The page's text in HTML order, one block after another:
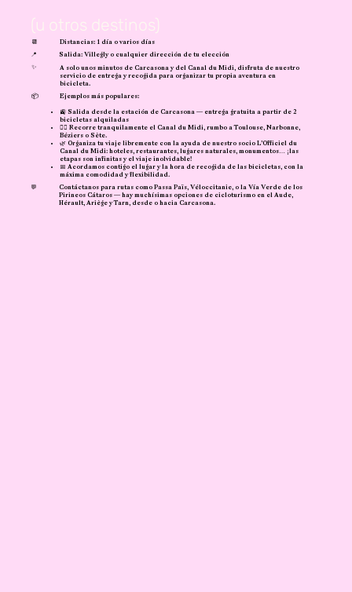
(u otros destinos)
📆
Distancias: 1 día o varios días
📍
Salida: Villegly o cualquier dirección de tu elección
✨
A solo unos minutos de Carcasona y del Canal du Midi, disfruta de nuestro
servicio de entrega y recogida para organizar tu propia aventura en
bicicleta.
📦
Ejemplos más populares:
🚉 Salida desde la estación de Carcasona — entrega gratuita a partir de 2
bicicletas alquiladas
🚴‍♀️ Recorre tranquilamente el Canal du Midi, rumbo a Toulouse, Narbonne,
Béziers o Sète.
🌿 Organiza tu viaje libremente con la ayuda de nuestro socio L’Officiel du
Canal du Midi: hoteles, restaurantes, lugares naturales, monumentos… ¡las
etapas son infinitas y el viaje inolvidable!
📅 Acordamos contigo el lugar y la hora de recogida de las bicicletas, con la
máxima comodidad y flexibilidad.
💬
Contáctanos para rutas como Passa Païs, Véloccitanie, o la Vía Verde de los
Pirineos Cátaros — hay muchísimas opciones de cicloturismo en el Aude,
Hérault, Ariège y Tarn, desde o hacia Carcasona.